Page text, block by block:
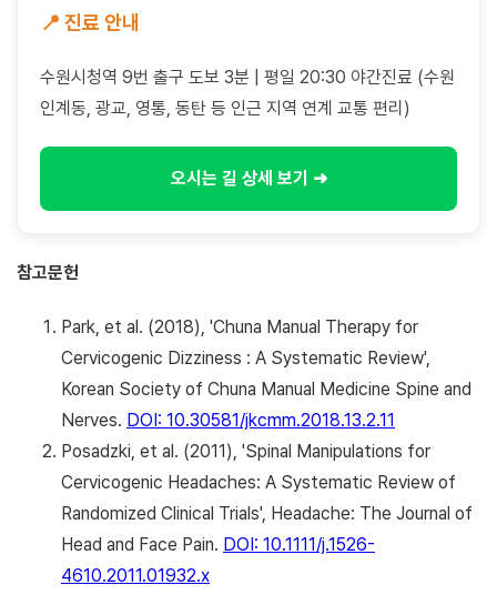
📍 진료 안내
수원시청역 9번 출구 도보 3분 | 평일 20:30 야간진료 (수원
인계동, 광교, 영통, 동탄 등 인근 지역 연계 교통 편리)
오시는 길 상세 보기 ➜
참고문헌
Park, et al. (2018), 'Chuna Manual Therapy for
Cervicogenic Dizziness : A Systematic Review',
Korean Society of Chuna Manual Medicine Spine and
Nerves. DOI: 10.30581/jkcmm.2018.13.2.11
Posadzki, et al. (2011), 'Spinal Manipulations for
Cervicogenic Headaches: A Systematic Review of
Randomized Clinical Trials', Headache: The Journal of
Head and Face Pain. DOI: 10.1111/j.1526-
4610.2011.01932.x